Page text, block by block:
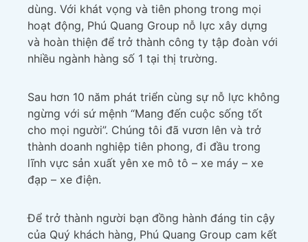
dùng. Với khát vọng và tiên phong trong mọi
hoạt động, Phú Quang Group nỗ lực xây dựng
và hoàn thiện để trở thành công ty tập đoàn với
nhiều ngành hàng số 1 tại thị trường.
Sau hơn 10 năm phát triển cùng sự nỗ lực không
ngừng với sứ mệnh “Mang đến cuộc sống tốt
cho mọi người”. Chúng tôi đã vươn lên và trở
thành doanh nghiệp tiên phong, đi đầu trong
lĩnh vực sản xuất yên xe mô tô – xe máy – xe
đạp – xe điện.
Để trở thành người bạn đồng hành đáng tin cậy
của Quý khách hàng, Phú Quang Group cam kết